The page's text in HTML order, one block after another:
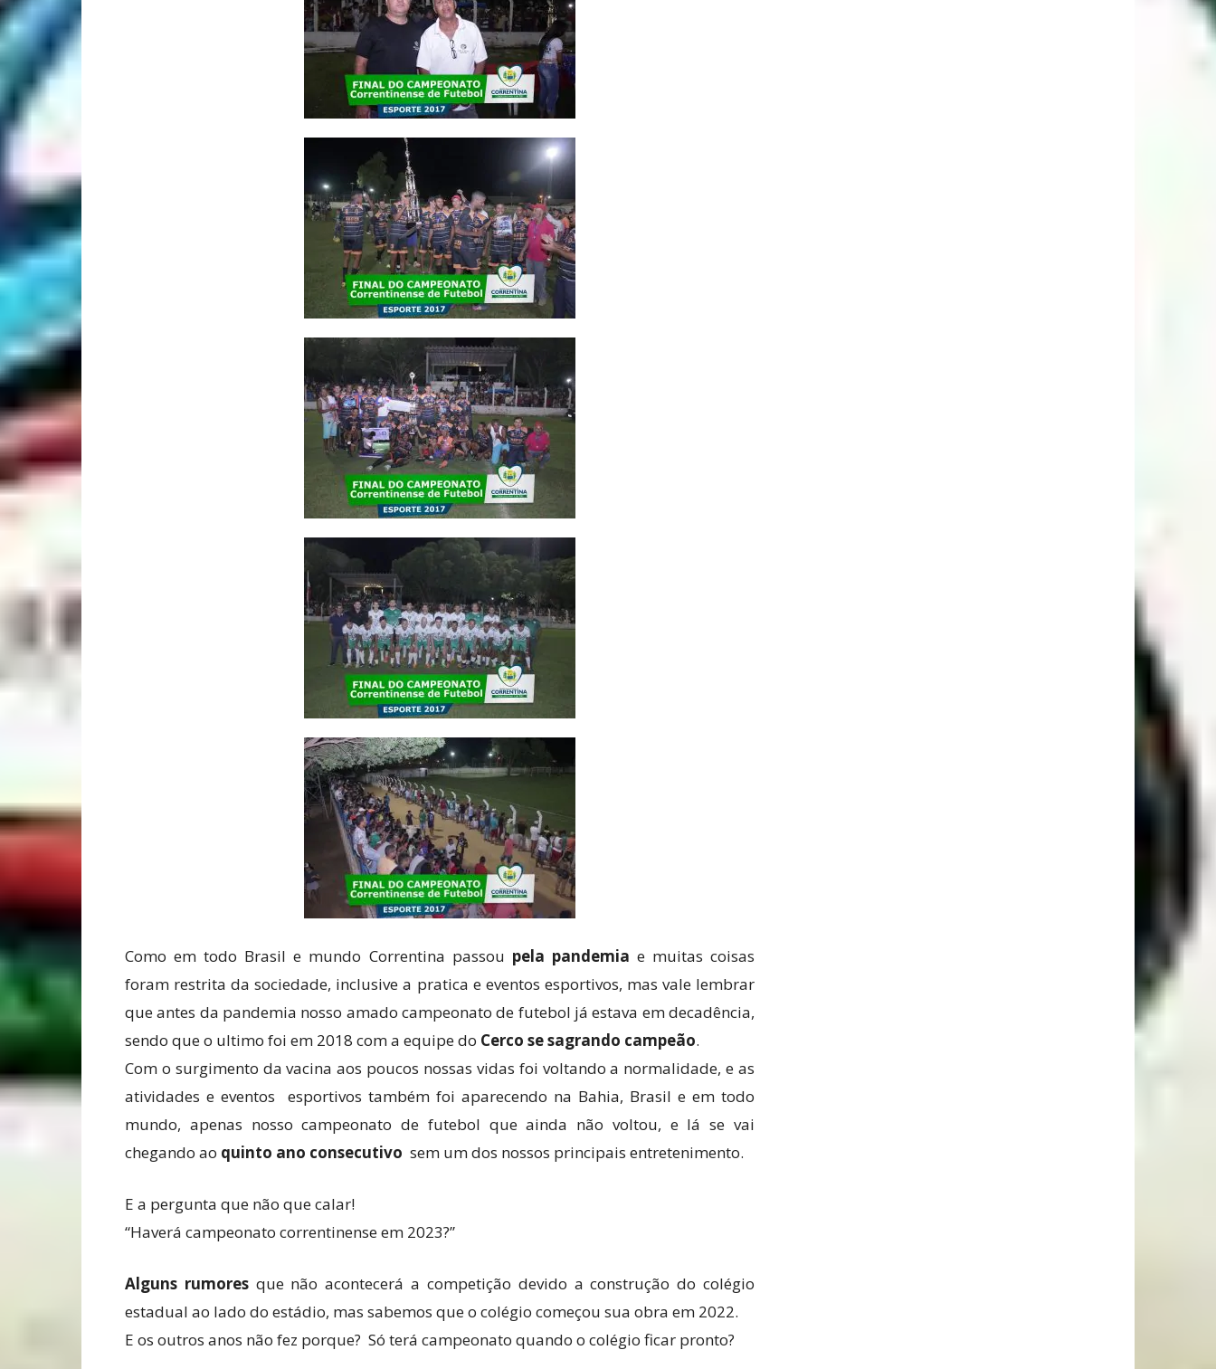
Como em todo Brasil e mundo Correntina passou pela pandemia e muitas coisas
foram restrita da sociedade, inclusive a pratica e eventos esportivos, mas vale lembrar
que antes da pandemia nosso amado campeonato de futebol já estava em decadência,
sendo que o ultimo foi em 2018 com a equipe do Cerco se sagrando campeão.
Com o surgimento da vacina aos poucos nossas vidas foi voltando a normalidade, e as
atividades e eventos esportivos também foi aparecendo na Bahia, Brasil e em todo
mundo, apenas nosso campeonato de futebol que ainda não voltou, e lá se vai
chegando ao quinto ano consecutivo sem um dos nossos principais entretenimento.
E a pergunta que não que calar!
“Haverá campeonato correntinense em 2023?”
Alguns rumoresque não acontecerá a competição devido a construção do colégio
estadual ao lado do estádio, mas sabemos que o colégio começou sua obra em 2022.
E os outros anos não fez porque? Só terá campeonato quando o colégio ficar pronto?